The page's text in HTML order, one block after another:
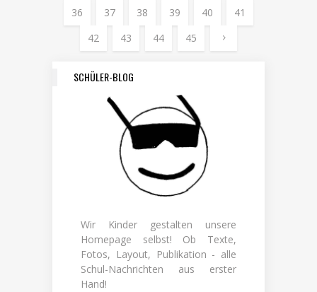
36
37 38 39 40
41
42
43 44 45
SCHÜLER-BLOG
Wir Kinder gestalten unsere
Homepage selbst! Ob Texte,
Fotos, Layout, Publikation - alle
Schul-Nachrichten aus erster
Hand!